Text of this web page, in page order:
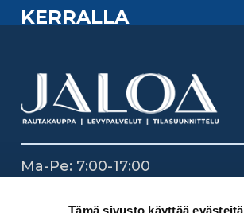
Tämä sivusto käyttää evästeitä
KERRALLA
Ma-Pe: 7:00-17:00
Su: Suljettu